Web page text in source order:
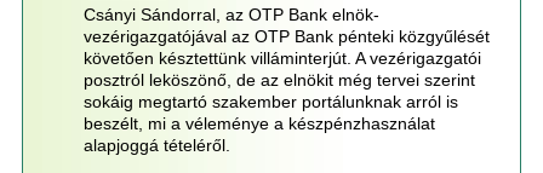
Csányi Sándorral, az OTP Bank elnök-
vezérigazgatójával az OTP Bank pénteki közgyűlését
követően késztettünk villáminterjút. A vezérigazgatói
posztról leköszönő, de az elnökit még tervei szerint
sokáig megtartó szakember portálunknak arról is
beszélt, mi a véleménye a készpénzhasználat
alapjoggá tételéről.